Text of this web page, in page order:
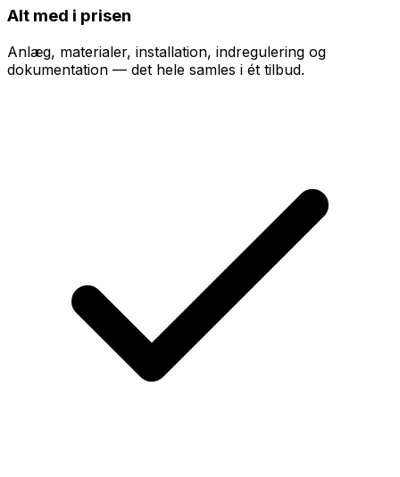
Alt med i prisen
Anlæg, materialer, installation, indregulering og
dokumentation — det hele samles i ét tilbud.